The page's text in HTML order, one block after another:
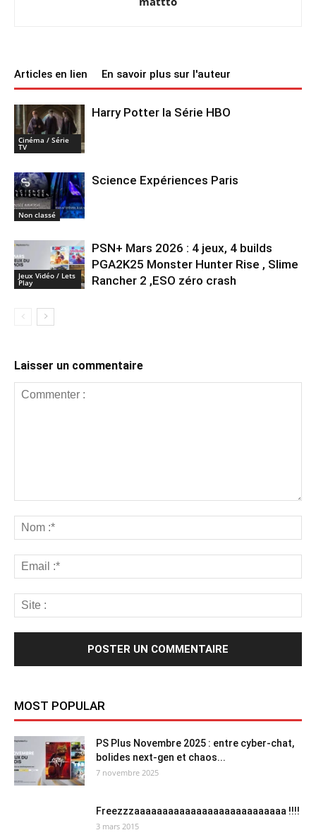
Articles en lien En savoir plus sur l'auteur
Cinéma / Série
TV
Harry Potter la Série HBO
Non classé
Science Expériences Paris
Jeux Vidéo / Lets
Play
PSN+ Mars 2026 : 4 jeux, 4 builds
PGA2K25 Monster Hunter Rise , Slime
Rancher 2 ,ESO zéro crash
Laisser un commentaire
MOST POPULAR
PS Plus Novembre 2025 : entre cyber-chat,
bolides next-gen et chaos...
7 novembre 2025
Freezzzaaaaaaaaaaaaaaaaaaaaaaaaaaa !!!!
3 mars 2015